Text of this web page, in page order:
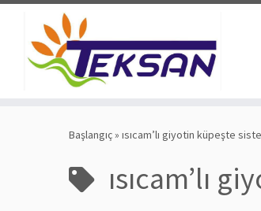
Başlangıç» ısıcam’lı giyotin küpeşte
ısıcam’lı